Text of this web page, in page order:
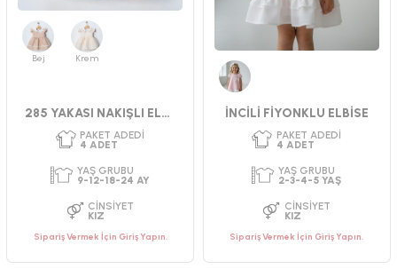
CINSIYET CINSIYET
KIZ
Bej Krem
285 YAKASI NAKIŞLI ELBİSE 9-24 AY
Sipariş Vermek İçin Giriş Yapın.
İNCİLİ FİYONKLU ELBİSE
Sipariş Vermek İçin Giriş Yapın.